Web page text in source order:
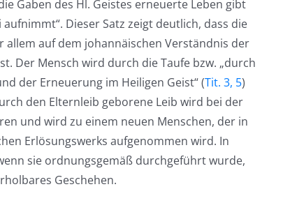
Gaben des Hl. Geistes erneuerte Leben gibt
Dieser Satz zeigt deutlich, dass die
allem auf dem johannäischen Verständnis der
Der Mensch wird durch die Taufe bzw. „durch
der Erneuerung im Heiligen Geist“ (Tit. 3, 5)
den Elternleib geborene Leib wird bei der
und wird zu einem neuen Menschen, der in
Erlösungswerks aufgenommen wird. In
sie ordnungsgemäß durchgeführt wurde,
Geschehen.